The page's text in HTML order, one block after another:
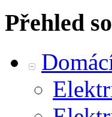
Přehled